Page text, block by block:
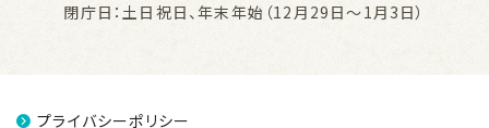
閉庁日：土日祝日、年末年始（12月29日～1月3日）
プライバシーポリシー